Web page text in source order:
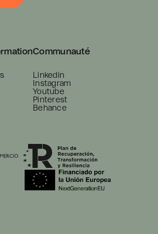
Communauté
Linkedin
Instagram
Youtube
Pinterest
Behance